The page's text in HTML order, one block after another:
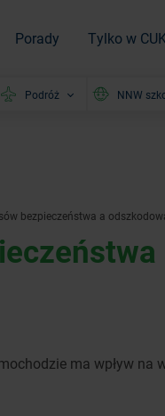
Porady Tylko w CUK
Podróż NNW
bezpieczeństwa a
ma wpływ na